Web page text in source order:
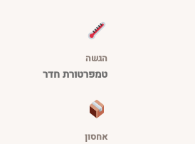
הגשה
טמפרטורת חדר
אחסון